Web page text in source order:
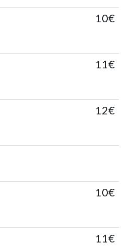
10€
11€
12€
10€
11€